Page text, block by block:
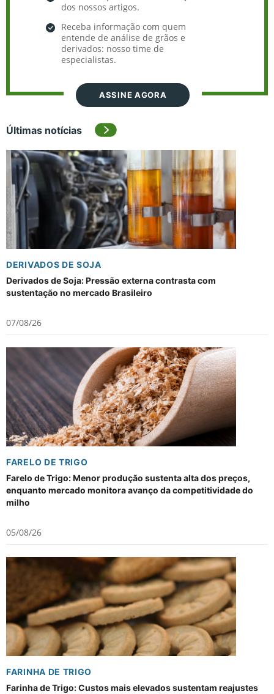
dos nossos artigos.
Receba informação com quem
entende de análise de grãos e
derivados: nosso time de
especialistas.
ASSINE AGORA
Últimas notícias
DERIVADOS DE SOJA
Derivados de Soja: Pressão externa contrasta com
sustentação no mercado Brasileiro
07/08/26
FARELO DE TRIGO
Farelo de Trigo: Menor produção sustenta alta dos preços,
enquanto mercado monitora avanço da competitividade do
milho
05/08/26
FARINHA DE TRIGO
Farinha de Trigo: Custos mais elevados sustentam reajustes